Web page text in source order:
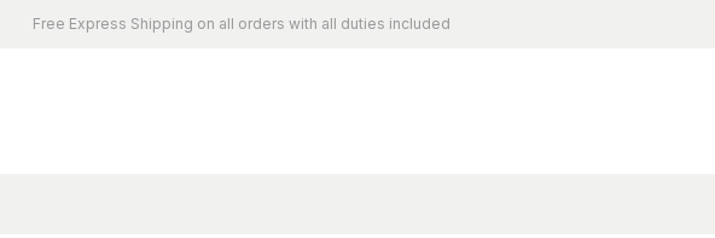
Free Express Shipping on all orders with all duties included